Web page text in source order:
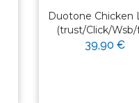
Duotone Chicken
(trust/Click/Wsb/
39,90 €